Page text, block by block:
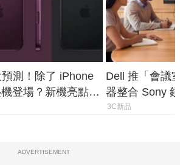
測！除了 iPhone
登場？新機亮點預
Dell 推「會議
器整合 Sony
條 USB-C 就
3C新品
ADVERTISEMENT